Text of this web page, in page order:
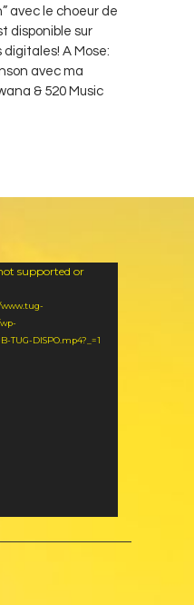
avec le choeur de
disponible sur
A Mose:⁣
avec ma
& 520 Music
supported or
TUG-DISPO.mp4?_=1